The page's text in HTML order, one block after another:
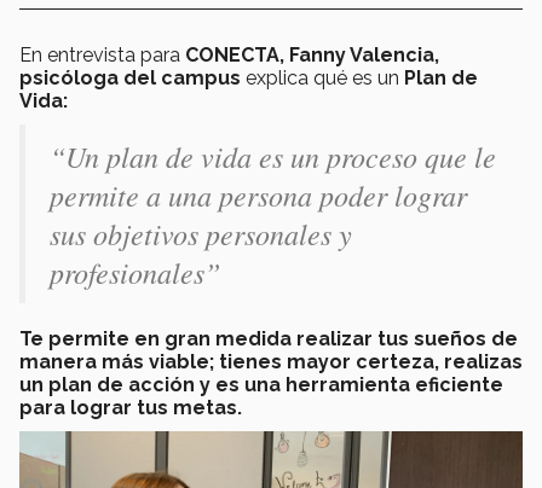
En entrevista para CONECTA, Fanny Valencia,
psicóloga del campus explica qué es un Plan de
Vida:
“Un plan de vida es un proceso que le
permite a una persona poder lograr
sus objetivos personales y
profesionales”
Te permite en gran medida realizar tus sueños de
manera más viable; tienes mayor certeza, realizas
un plan de acción y es una herramienta eficiente
para lograr tus metas.